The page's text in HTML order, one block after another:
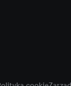
usług Lidl. W
Zgodę na
celów marketingu